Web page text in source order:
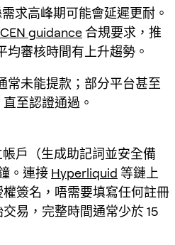
求高峰期可能會延遲更耐。
guidance 合規要求，推
均審核時間有上升趨勢。
常未能提款；部分平台甚至
至認證通過。
戶（生成助記詞並安全備
。連接 Hyperliquid 等鏈上
簽名，唔需要填寫任何註冊
易，完整時間通常少於 15